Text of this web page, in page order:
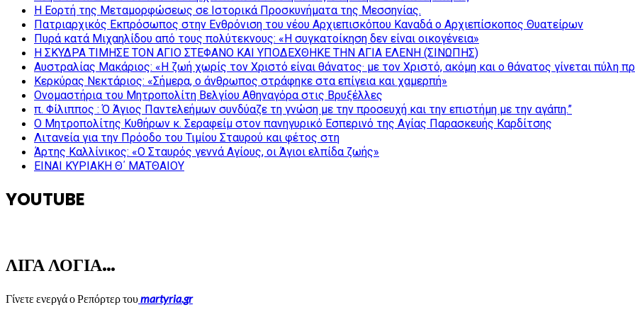
Η Εορτή της Μεταμορφώσεως σε Ιστορικά Προσκυνήματα της Μεσσηνίας.
Πατριαρχικός Εκπρόσωπος στην Ενθρόνιση του νέου Αρχιεπισκόπου Καναδά ο Αρχιεπίσκοπος Θυατείρων
Πυρά κατά Μιχαηλίδου από τους πολύτεκνους: «Η συγκατοίκηση δεν είναι οικογένεια»
Η ΣΚΥΔΡΑ ΤΙΜΗΣΕ ΤΟΝ ΑΓΙΟ ΣΤΕΦΑΝΟ ΚΑΙ ΥΠΟΔΕΧΘΗΚΕ ΤΗΝ ΑΓΙΑ ΕΛΕΝΗ (ΣΙΝΩΠΗΣ)
Αυστραλίας Μακάριος: «Η ζωή χωρίς τον Χριστό είναι θάνατος· με τον Χριστό, ακόμη και ο θάνατος γίνεται πύλη
Κερκύρας Νεκτάριος: «Σήμερα, ο άνθρωπος στράφηκε στα επίγεια και χαμερπή»
Ονομαστήρια του Μητροπολίτη Βελγίου Αθηναγόρα στις Βρυξέλλες
π. Φίλιππος : Ό Άγιος Παντελεήμων συνδύαζε τη γνώση με την προσευχή και την επιστήμη με την αγάπη.”
Ο Μητροπολίτης Κυθήρων κ. Σεραφείμ στον πανηγυρικό Εσπερινό της Αγίας Παρασκευής Καρδίτσης
Λιτανεία για την Πρόοδο του Τιμίου Σταυρού και φέτος στη
Άρτης Καλλίνικος: «Ο Σταυρός γεννά Αγίους, οι Άγιοι ελπίδα ζωής»
ΕΙΝΑΙ ΚΥΡΙΑΚΗ Θ΄ ΜΑΤΘΑΙΟΥ
YOUTUBE
ΛΙΓΑ ΛΟΓΙΑ…
Γίνετε ενεργά ο Ρεπόρτερ τουmartyria.gr